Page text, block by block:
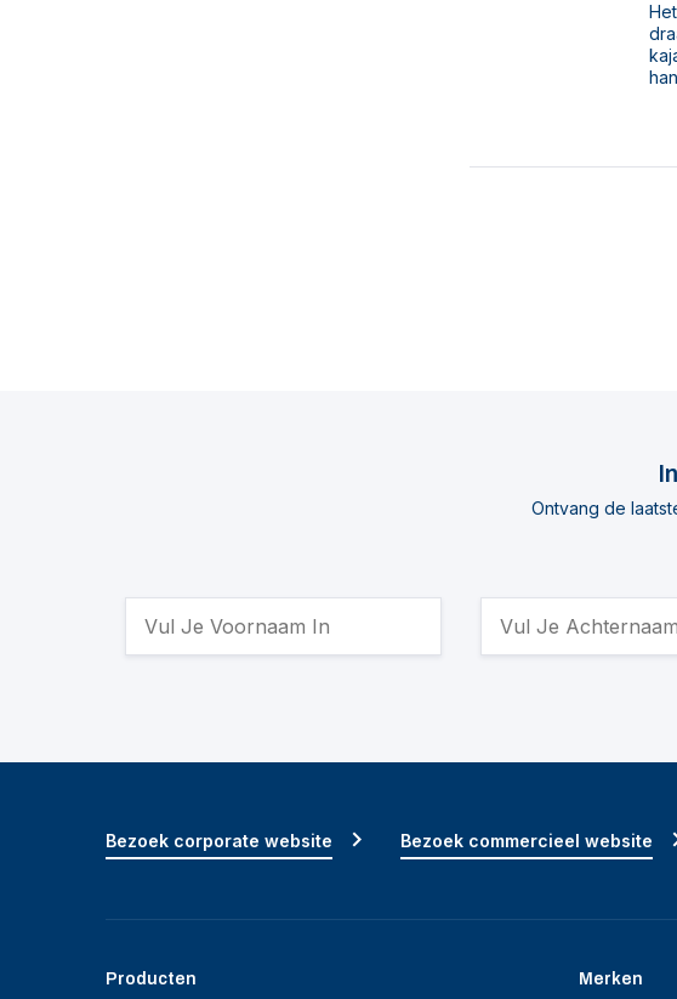
Ontvang de
Producten Merken
Bezoek corporate website Bezoek commercieel website